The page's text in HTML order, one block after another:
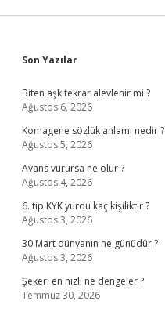
Sidebar
Son Yazılar
Biten aşk tekrar alevlenir mi ?
Ağustos 6, 2026
Komagene sözlük anlamı nedir ?
Ağustos 5, 2026
Avans vurursa ne olur ?
Ağustos 4, 2026
6. tip KYK yurdu kaç kişiliktir ?
Ağustos 3, 2026
30 Mart dünyanın ne günüdür ?
Ağustos 3, 2026
Şekeri en hızlı ne dengeler ?
Temmuz 30, 2026